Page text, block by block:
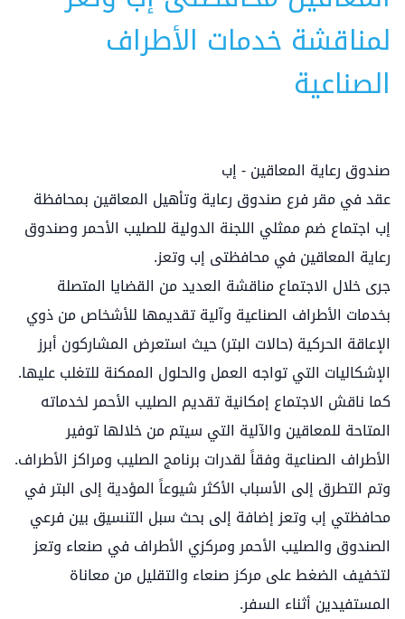
لمناقشة خدمات الأطراف
الصناعية
صندوق رعاية المعاقين - إب
عقد في مقر فرع صندوق رعاية وتأهيل المعاقين بمحافظة
إب اجتماع ضم ممثلي اللجنة الدولية للصليب الأحمر وصندوق
رعاية المعاقين في محافظتى إب وتعز.
جرى خلال الاجتماع مناقشة العديد من القضايا المتصلة
بخدمات الأطراف الصناعية وآلية تقديمها للأشخاص من ذوي
الإعاقة الحركية (حالات البتر) حيث استعرض المشاركون أبرز
الإشكاليات التي تواجه العمل والحلول الممكنة للتغلب عليها.
كما ناقش الاجتماع إمكانية تقديم الصليب الأحمر لخدماته
المتاحة للمعاقين والآلية التي سيتم من خلالها توفير
الأطراف الصناعية وفقاً لقدرات برنامج الصليب ومراكز الأطراف.
وتم التطرق إلى الأسباب الأكثر شيوعاً المؤدية إلى البتر في
محافظتي إب وتعز إضافة إلى بحث سبل التنسيق بين فرعي
الصندوق والصليب الأحمر ومركزي الأطراف في صنعاء وتعز
لتخفيف الضغط على مركز صنعاء والتقليل من معاناة
المستفيدين أثناء السفر.